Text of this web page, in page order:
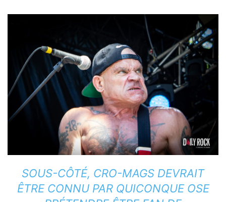
SOUS-CÔTÉ, CRO-MAGS DEVRAIT
ÊTRE CONNU PAR QUICONQUE OSE